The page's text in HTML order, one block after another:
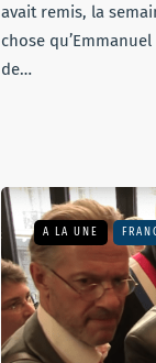
avait remis, la
chose
de…
A LA UNE